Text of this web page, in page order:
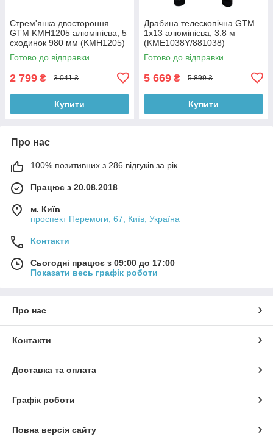
Стрем'янка двостороння
GTM KMH1205 алюмінієва, 5
сходинок 980 мм (KMH1205)
Готово до відправки
2 799 ₴ 3 041 ₴
Купити
Драбина телескопічна GTM
1x13 алюмінієва, 3.8 м
(KME1038Y/881038)
Готово до відправки
5 669 ₴ 5 899 ₴
Купити
Про нас
100% позитивних з 286 відгуків за рік
Працює з 20.08.2018
м. Київ
проспект Перемоги, 67, Київ, Україна
Контакти
Сьогодні працює з 09:00 до 17:00
Показати весь графік роботи
Про нас
Контакти
Доставка та оплата
Графік роботи
Повна версія сайту